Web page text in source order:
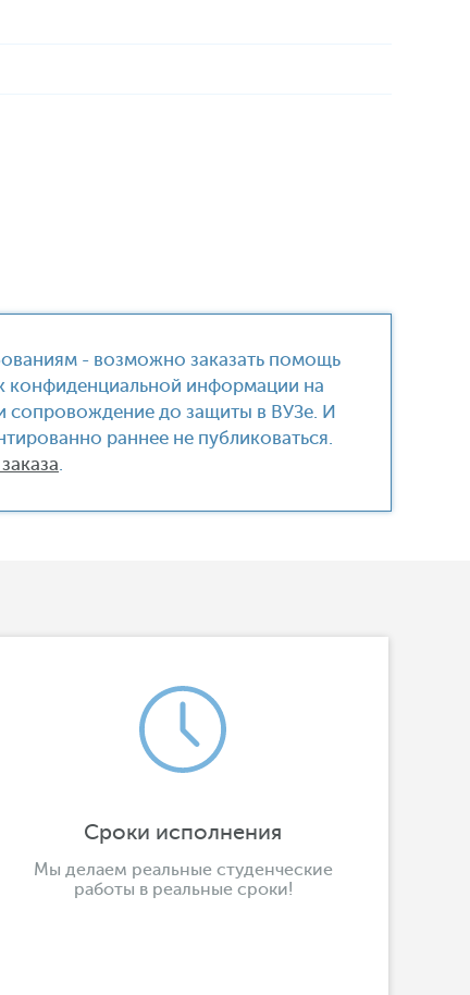
- возможно заказать помощь
конфиденциальной информации на
сопровождение до защиты в ВУЗе. И
раннее не публиковаться.
.
Сроки исполнения
Мы делаем реальные студенческие
работы в реальные сроки!